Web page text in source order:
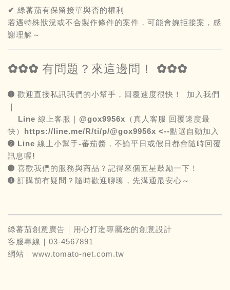
✔ 綠蕃茄有保留接單與否的權利
若遇特殊狀況或不合製作條件的案件，可能會婉拒接案，感
謝理解～
✿✿✿ 有問題？來這邊問！ ✿✿✿
➊ 歡迎直接私訊我們的小幫手，回覆速度很快！ 加入我們
｜
Line 線上客服｜@gox9956x（真人客服 回覆速度最
快） https://line.me/R/ti/p/@gox9956x <--點選自動加入
➋ Line 線上小幫手-蕃茄醬，不論平日或假日都會隨時回覆
訊息喔!
➌ 喜歡我們的服務與商品？記得來個五星鼓勵一下！
➍ 訂購前有疑問？隨時歡迎聊聊，先溝通最安心～
綠蕃茄創意廣告｜用心打造專屬您的創意設計
客服專線｜03-4567891
網站｜ www.tomato-net.com.tw